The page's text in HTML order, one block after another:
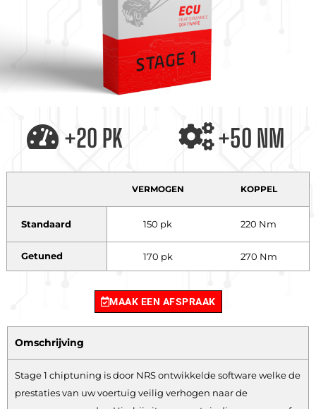
+20 PK +50 NM
VERMOGEN KOPPEL
Standaard 150 pk 220 Nm
Getuned 170 pk 270 Nm
MAAK EEN AFSPRAAK
Omschrijving
Stage 1 chiptuning is door NRS ontwikkelde software welke de
prestaties van uw voertuig veilig verhogen naar de